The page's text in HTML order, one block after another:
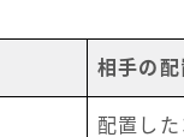
相手の配
配置し